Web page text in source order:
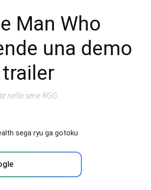
Man Who
una demo
nella serie RGG.